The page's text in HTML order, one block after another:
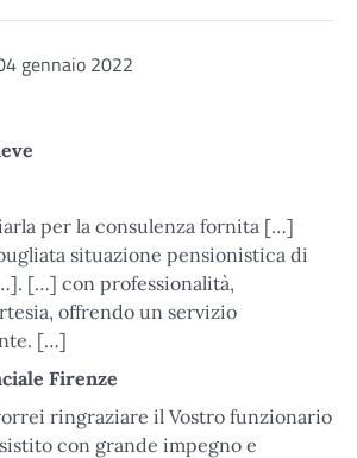
gennaio 2022
per la consulenza fornita […]
situazione pensionistica di
[…] con professionalità,
offrendo un servizio
[…]
Firenze
ringraziare il Vostro funzionario
con grande impegno e